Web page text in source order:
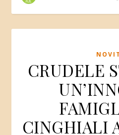
CRUDELE
CINGHIALI